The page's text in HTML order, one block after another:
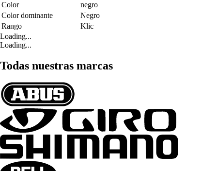
Color
negro
Color dominante
Negro
Rango
Klic
Loading...
Loading...
Todas nuestras marcas